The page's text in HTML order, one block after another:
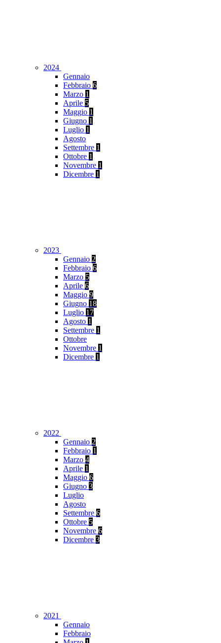
2024
Gennaio
Febbraio 6
Marzo 1
Aprile 5
Maggio 1
Giugno 1
Luglio 1
Agosto
Settembre 1
Ottobre 1
Novembre 1
Dicembre 1
2023
Gennaio 2
Febbraio 6
Marzo 5
Aprile 6
Maggio 9
Giugno 18
Luglio 17
Agosto 1
Settembre 1
Ottobre
Novembre 1
Dicembre 1
2022
Gennaio 2
Febbraio 1
Marzo 4
Aprile 1
Maggio 6
Giugno 3
Luglio
Agosto
Settembre 6
Ottobre 5
Novembre 6
Dicembre 3
2021
Gennaio
Febbraio